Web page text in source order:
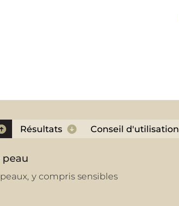
Résultats Conseil d'utilisation
peau
y compris sensibles